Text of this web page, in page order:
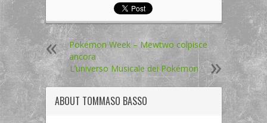
Pokémon Week – Mewtwo colpisce
ancora
L’universo Musicale dei Pokémon
ABOUT TOMMASO BASSO